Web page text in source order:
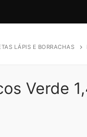
LÁPIS E BORRACHAS
Verde